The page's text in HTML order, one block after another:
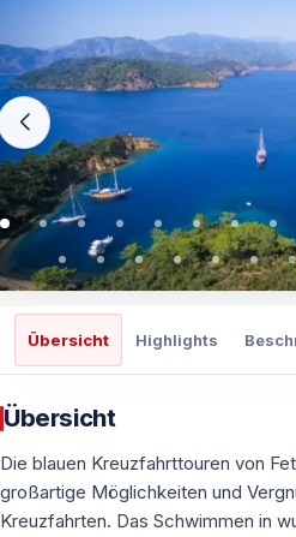
Übersicht Highlights
Übersicht
Die blauen Kreuzfahrttouren von
großartige Möglichkeiten und
Kreuzfahrten. Das Schwimmen in